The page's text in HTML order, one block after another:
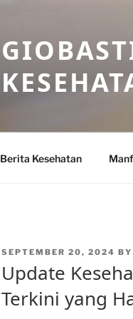
Berita Kesehatan
POSTED
SEPTEMBER 20, 2024 BY
Update
Terkini yang